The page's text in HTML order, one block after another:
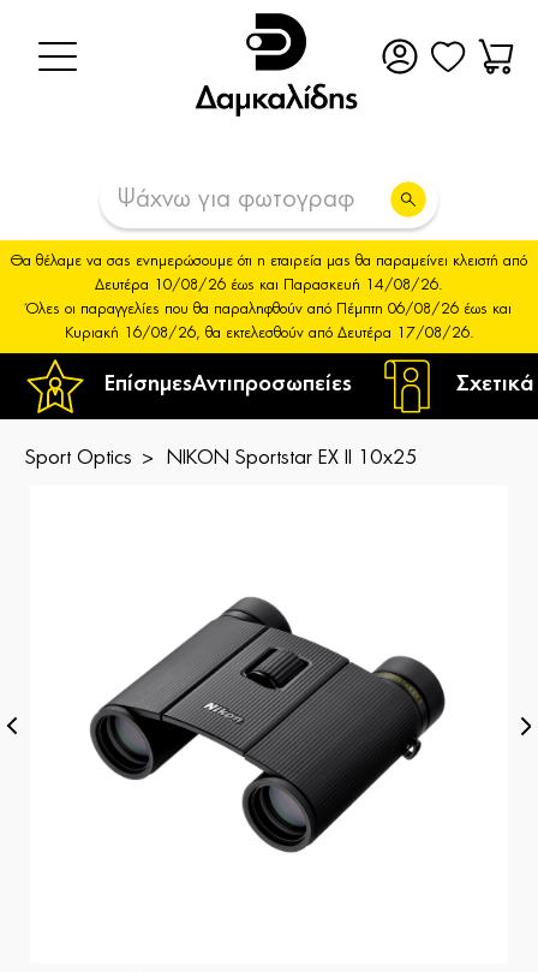
ΕπίσημεςΑντιπροσωπείες
Θα θέλαμε να σας ενημερώσουμε ότι η εταιρεία μας θα παραμείνει κλειστή από
Δευτέρα 10/08/26 έως και Παρασκευή 14/08/26.
Όλες οι παραγγελίες που θα παραληφθούν από Πέμπτη 06/08/26 έως και
Κυριακή 16/08/26, θα εκτελεσθούν από Δευτέρα 17/08/26.
Sport Optics NIKON Sportstar EX II 10x25